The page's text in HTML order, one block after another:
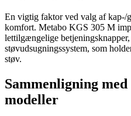
En vigtig faktor ved valg af kap-/
komfort. Metabo KGS 305 M
lettilgængelige
støvudsugningssystem, som
støv.
Sammenligning
modeller